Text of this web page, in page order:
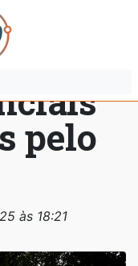
pelo
às 18:21